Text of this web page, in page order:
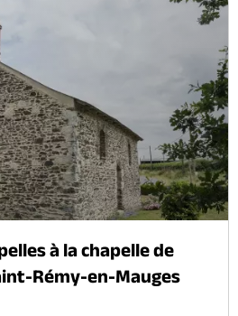
à la chapelle de
Rémy-en-Mauges